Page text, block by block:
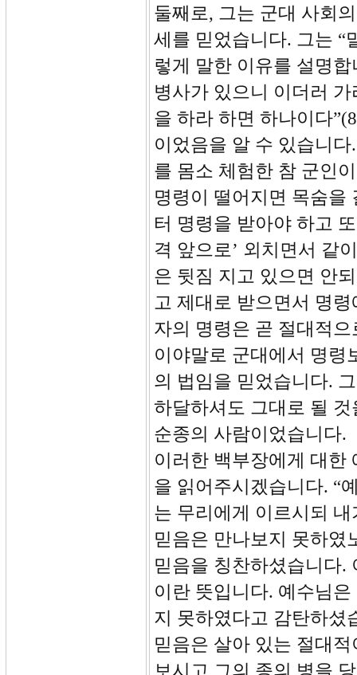
둘째로, 그는 군대 사회
세를 믿었습니다. 그는 “
렇게 말한 이유를 설명
병사가 있으니 이더러
을 하라 하면 하나이다
이었음을 알 수 있습니
를 몸소 체험한 참 군인
명령이 떨어지면 목숨을
터 명령을 받아야 하고
격 앞으로’ 외치면서 같
은 뒷짐 지고 있으면 안
고 제대로 받으면서 명
자의 명령은 곧 절대적
이야말로 군대에서 명령
의 법임을 믿었습니다.
하달하셔도 그대로 될
순종의 사람이었습니다.
이러한 백부장에게 대한
을 읽어주시겠습니다. “
는 무리에게 이르시되
믿음은 만나보지 못하였
믿음을 칭찬하셨습니다.
이란 뜻입니다. 예수님
지 못하였다고 감탄하셨
믿음은 살아 있는 절대
보시고 그의 종의 병을